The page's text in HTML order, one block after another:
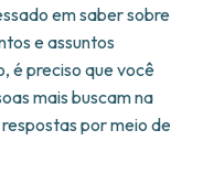
em saber sobre
e assuntos
é preciso que você
mais buscam na
por meio de